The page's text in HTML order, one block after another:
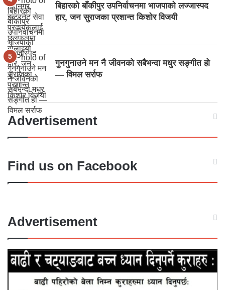
बिहारको बाँकीपुर उपनिर्वाचनमा भाजपाको लज्जास्पद
हार, जन सुराजका प्रशान्त किशोर विजयी
गुनगुनाउने मन नै जीवनको सबैभन्दा मधुर सङ्गीत हो
— विमल सर्राफ
Advertisement
Find us on Facebook
Advertisement